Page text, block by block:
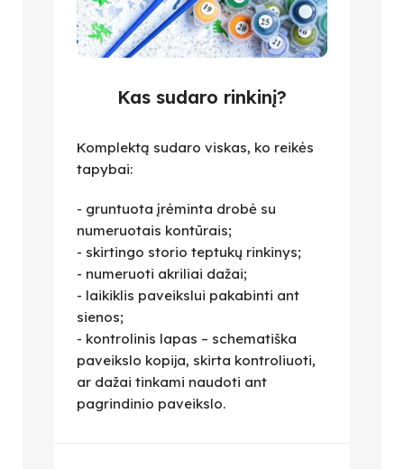
Kas sudaro rinkinį?
Komplektą sudaro viskas, ko reikės
tapybai:
- gruntuota įrėminta drobė su
numeruotais kontūrais;
- skirtingo storio teptukų rinkinys;
- numeruoti akriliai dažai;
- laikiklis paveikslui pakabinti ant
sienos;
- kontrolinis lapas – schematiška
paveikslo kopija, skirta kontroliuoti,
ar dažai tinkami naudoti ant
pagrindinio paveikslo.